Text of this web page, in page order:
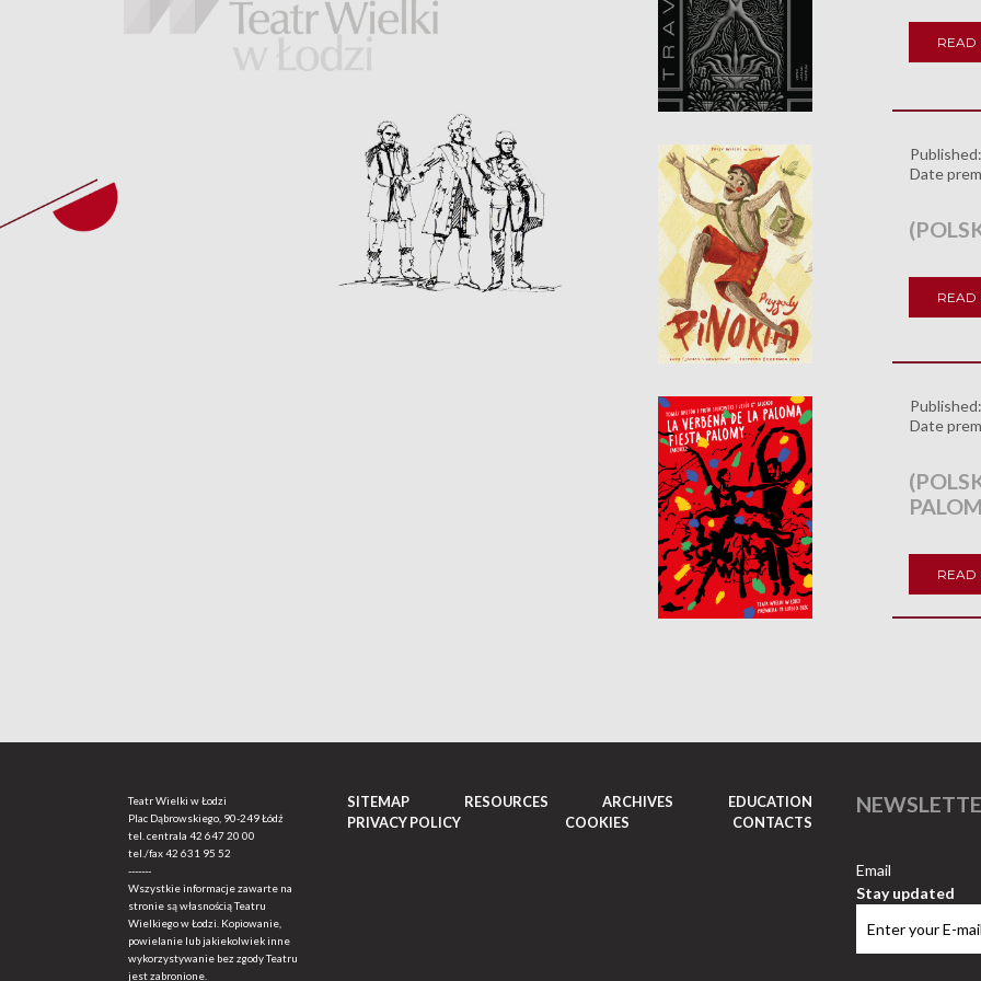
READ
Published:
Date
READ
Published:
Date
READ
Teatr Wielki w Łodzi
Plac Dąbrowskiego, 90-249 Łódź
tel. centrala 42 647 20 00
tel./fax42 631 95 52
-------
Wszystkie informacje zawarte na
stronie są własnością Teatru
Wielkiego w Łodzi. Kopiowanie,
powielanie lub jakiekolwiek inne
wykorzystywanie bez zgody Teatru
jest zabronione.
SITEMAP RESOURCES ARCHIVES
EDUCATION
PRIVACY POLICY
COOKIES CONTACTS
Email
Stay updated